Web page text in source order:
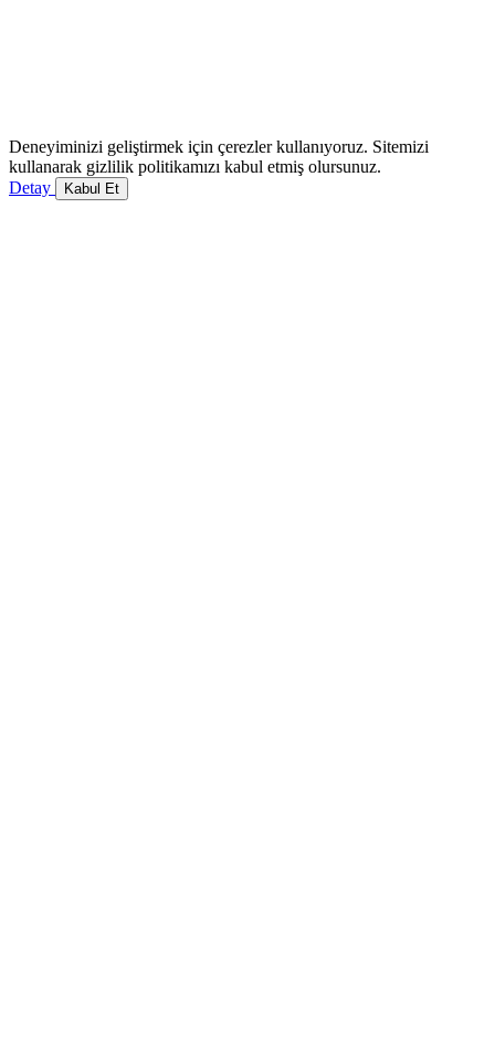
Deneyiminizi geliştirmek için çerezler kullanıyoruz. Sitemizi
kullanarak gizlilik politikamızı kabul etmiş olursunuz.
Detay
Kabul Et